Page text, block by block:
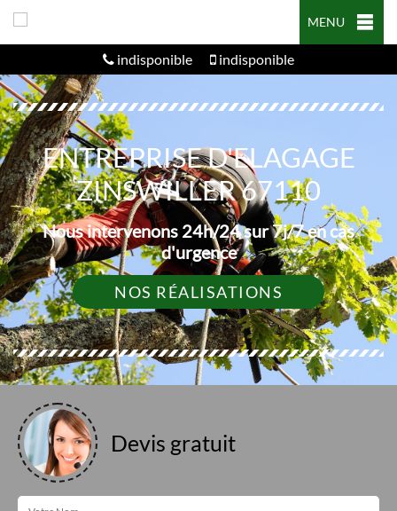
MENU
indisponible indisponible
ENTREPRISE D'ELAGAGE
ZINSWILLER 67110
Nous intervenons 24h/24 sur 7j/7 en cas
d'urgence
NOS RÉALISATIONS
Devis gratuit